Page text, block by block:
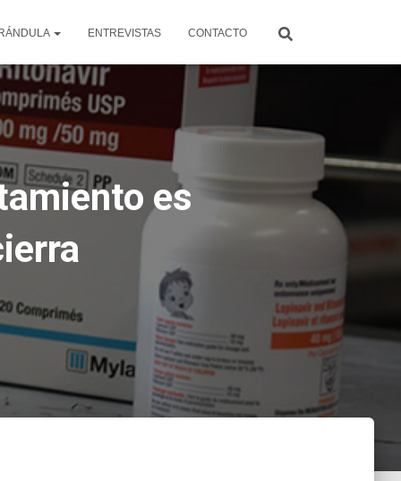
ENTREVISTAS CONTACTO
es